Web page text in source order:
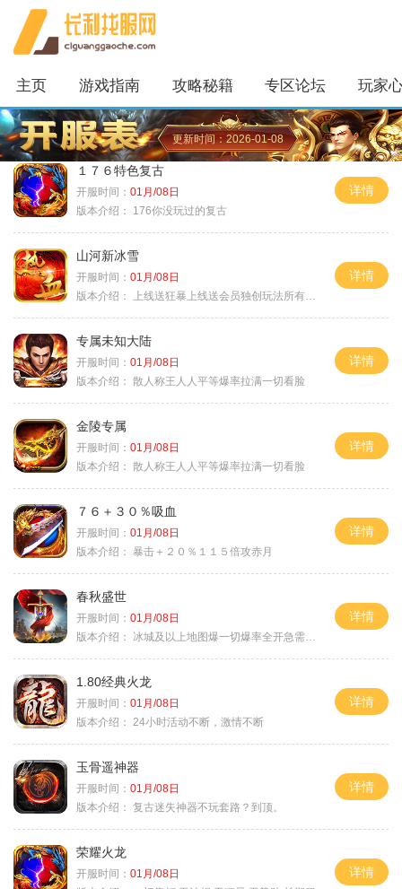
主页 游戏指南 攻略秘籍 专区论坛 玩家
更新时间：2026-01-08
１７６特色复古
开服时间： 01月/08日
版本介绍：
176你没玩过的复古
详情
山河新冰雪
开服时间： 01月/08日
版本介绍：
上线送狂暴上线送会员独创玩法所有装备靠
详情
专属未知大陆
开服时间： 01月/08日
版本介绍： 散人称王人人平等爆率拉满一切看脸
详情
金陵专属
开服时间： 01月/08日
版本介绍： 散人称王人人平等爆率拉满一切看脸
详情
７６＋３０％吸血
开服时间： 01月/08日
版本介绍： 暴击＋２０％１１５倍攻赤月
详情
春秋盛世
开服时间： 01月/08日
版本介绍：
冰城及以上地图爆一切爆率全开急需材料
详情
1.80经典火龙
开服时间： 01月/08日
版本介绍： 24小时活动不断，激情不断
详情
玉骨遥神器
开服时间： 01月/08日
版本介绍： 复古迷失神器不玩套路？到顶。
详情
荣耀火龙
开服时间： 01月/08日
详情